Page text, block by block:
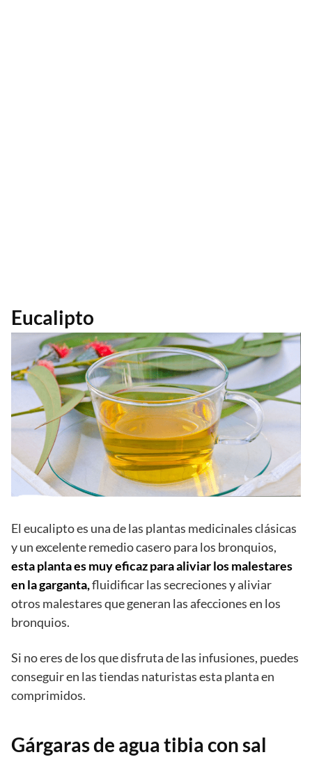
Eucalipto
El eucalipto es una de las plantas medicinales clásicas
y un excelente remedio casero para los bronquios,
esta planta es muy eficaz para aliviar los malestares
en la garganta,fluidificar las secreciones y aliviar
otros malestares que generan las afecciones en los
bronquios.
Si no eres de los que disfruta de las infusiones, puedes
conseguir en las tiendas naturistas esta planta en
comprimidos.
Gárgaras de agua tibia con sal